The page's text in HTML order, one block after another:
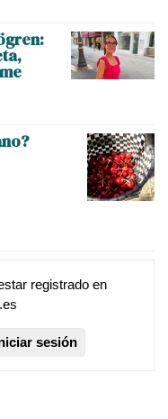
registradoen
sesión